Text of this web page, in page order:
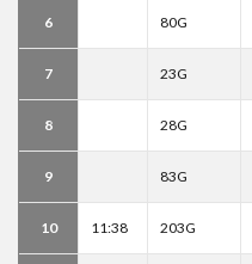
6 80G
7 23G
8 28G
9 83G
10 11:38 203G